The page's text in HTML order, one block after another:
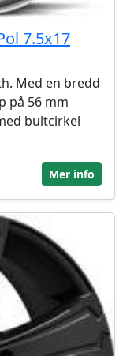
7.5x17
Med en bredd
på 56 mm
bultcirkel
Mer info